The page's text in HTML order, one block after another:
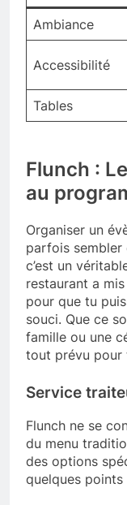
Ambiance
Accessibilité
Tables
Flunch :
au
Organiser un
parfois sembler
c’est un
restaurant a
pour que tu
souci. Que ce
famille ou une
tout prévu pour
Service
Flunch ne se
du menu
des options
quelques points